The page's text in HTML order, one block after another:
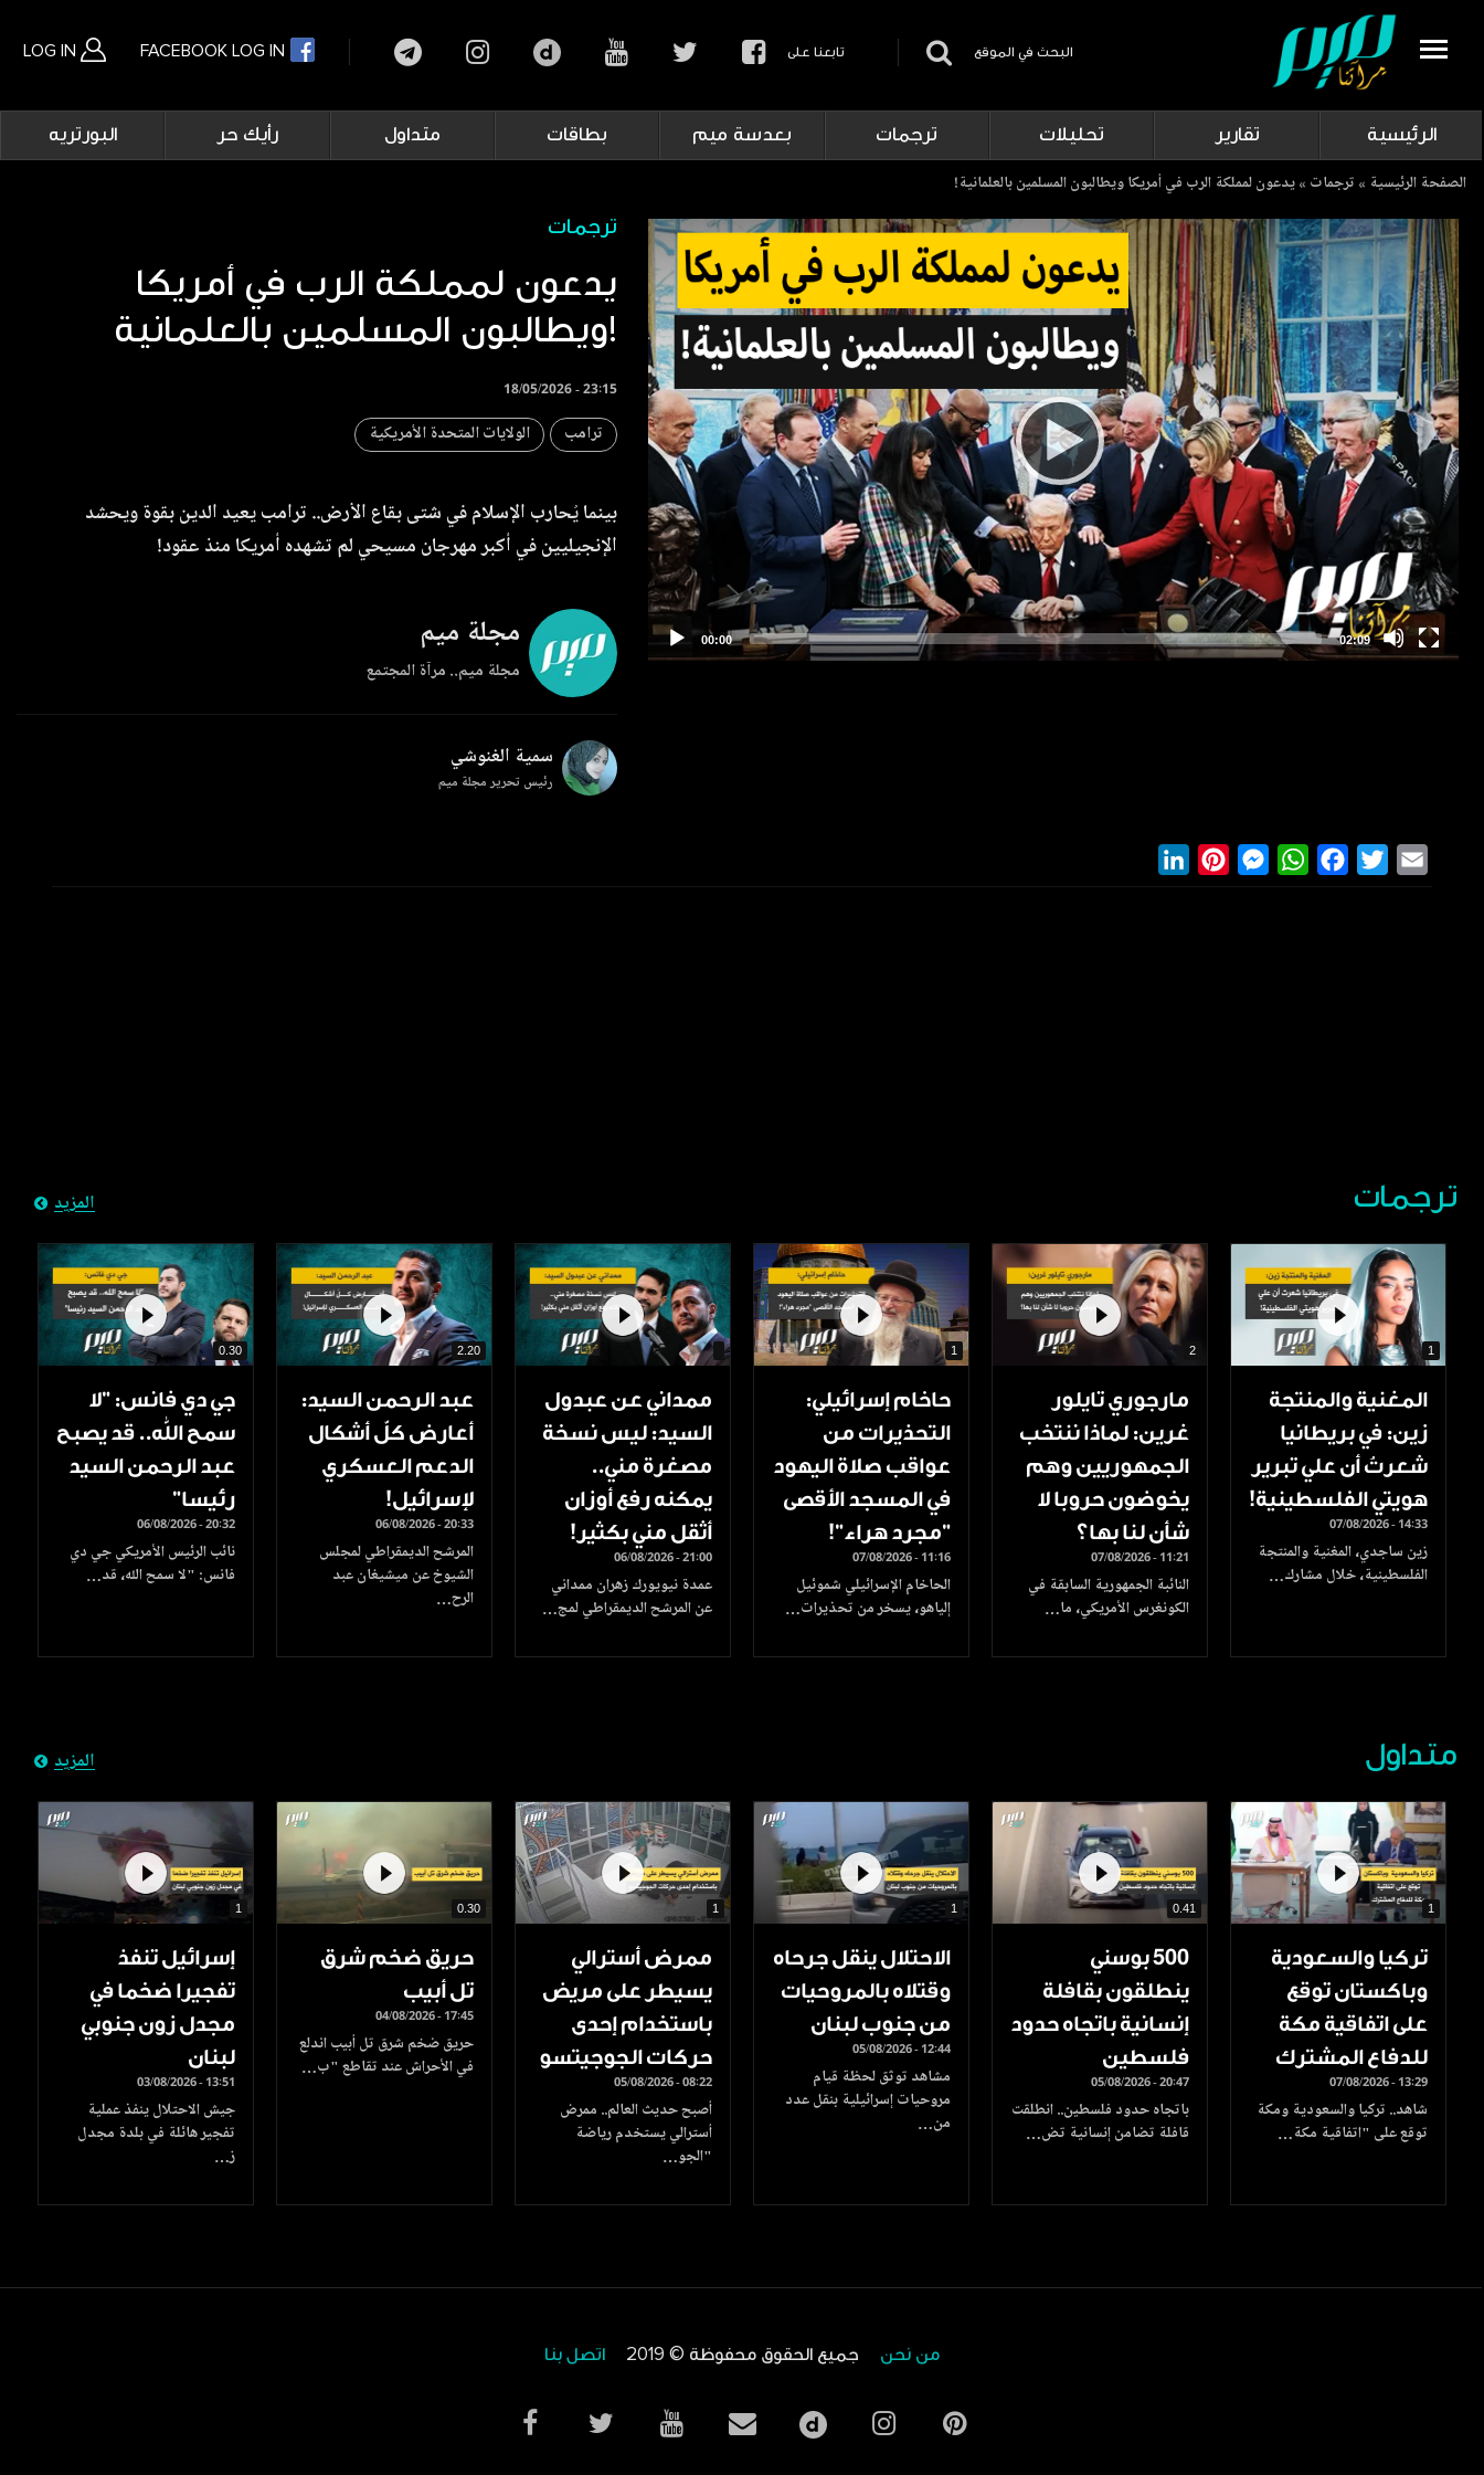
LOG IN FACEBOOK LOG IN البحث في الموقع تابعنا على
Main
navigation
الرئيسية تقارير تحليلات ترجمات بعدسة ميم بطاقات متداول رأيك حر البورتريه
Breadcrumb
الصفحة الرئيسية ترجمات يدعون لمملكة الرب في أمريكا ويطالبون المسلمين بالعلمانية!
ترجمات
يدعون لمملكة الرب في أمريكا
ويطالبون المسلمين بالعلمانية!
18/05/2026 - 23:15
ترامب الولايات المتحدة الأمريكية
بينما يُحارب الإسلام في شتى بقاع الأرض.. ترامب يعيد الدين بقوة ويحشد
الإنجيليين في أكبر مهرجان مسيحي لم تشهده أمريكا منذ عقود!
مجلة ميم
مجلة ميم.. مرآة المجتمع
سمية الغنوشي
رئيس تحرير مجلة ميم
LinkedInPinterestMessengerWhatsAppFacebook
Twitter
ترجمات المزيد
1
المغنية والمنتجة
زين: في بريطانيا
شعرتُ أن علي تبرير
هويتي الفلسطينية!
07/08/2026 - 14:33
زين ساجدي، المغنية والمنتجة
الفلسطينية، خلال مشارك…
2
مارجوري تايلور
غرين: لماذا ننتخب
الجمهوريين وهم
يخوضون حروبا لا
شأن لنا بها؟
07/08/2026 - 11:21
النائبة الجمهورية السابقة في
الكونغرس الأمريكي، ما…
1
حاخام إسرائيلي:
التحذيرات من
عواقب صلاة اليهود
في المسجد الأقصى
"مجرد هراء"!
07/08/2026 - 11:16
الحاخام الإسرائيلي شموئيل
إلياهو، يسخر من تحذيرات…
ممداني عن عبدول
السيد: ليس نسخة
مصغرة مني..
يمكنه رفع أوزان
أثقل مني بكثير!
06/08/2026 - 21:00
عمدة نيويورك زهران ممداني
عن المرشح الديمقراطي لمج…
2.20
عبد الرحمن السيد:
أعارض كلّ أشكال
الدعم العسكري
لإسرائيل!
06/08/2026 - 20:33
المرشح الديمقراطي لمجلس
الشيوخ عن ميشيغان عبد
الرح…
0.30
جي دي فانس: ”لا
سمح الله.. قد يصبح
عبد الرحمن السيد
رئيسا”
06/08/2026 - 20:32
نائب الرئيس الأمريكي جي دي
فانس: "لا سمح الله، قد…
متداول المزيد
1
تركيا والسعودية
وباكستان توقع
على اتفاقية مكة
للدفاع المشترك
07/08/2026 - 13:29
شاهد.. تركيا والسعودية ومكة
توقع على "اتفاقية مكة…
0.41
500 بوسني
ينطلقون بقافلة
إنسانية باتجاه حدود
فلسطين
05/08/2026 - 20:47
باتجاه حدود فلسطين.. انطلقت
قافلة تضامن إنسانية تض…
1
الاحتلال ينقل جرحاه
وقتلاه بالمروحيات
من جنوب لبنان
05/08/2026 - 12:44
مشاهد توثق لحظة قيام
مروحيات إسرائيلية بنقل عدد
من…
1
ممرض أسترالي
يسيطر على مريض
باستخدام إحدى
حركات الجوجيتسو
05/08/2026 - 08:22
أصبح حديث العالم.. ممرض
أسترالي يستخدم رياضة
"الجو…
0.30
حريق ضخم شرق
تل أبيب
04/08/2026 - 17:45
حريق ضخم شرق تل أبيب اندلع
في الأحراش عند تقاطع "ب…
1
إسرائيل تنفذ
تفجيرا ضخما في
مجدل زون جنوبي
لبنان
03/08/2026 - 13:51
جيش الاحتلال ينفذ عملية
تفجير هائلة في بلدة مجدل
ز…
من نحن جميع الحقوق محفوظة © 2019 اتصل بنا